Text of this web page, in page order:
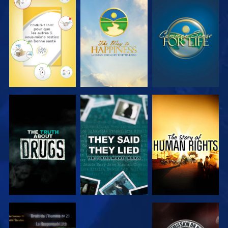
REGARDER REGARDER REGARDER
REGARDER REGARDER